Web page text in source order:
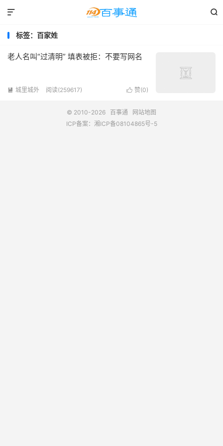


标签：百家姓
老人名叫“过清明” 填表被拒：不要写网名
 赞(0)
 城里城外 阅读(259617)
© 2010-2026 百事通
网站地图
ICP备案： 湘ICP备08104865号-5